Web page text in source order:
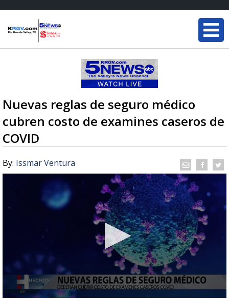
Nuevas reglas de seguro médico
cubren costo de examines caseros de
COVID
By: Issmar Ventura